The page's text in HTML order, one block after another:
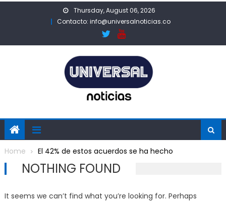
Thursday, August 06, 2026
Contacto: info@universalnoticias.co
Home El 42% de estos acuerdos se ha hecho
NOTHING FOUND
It seems we can’t find what you’re looking for. Perhaps